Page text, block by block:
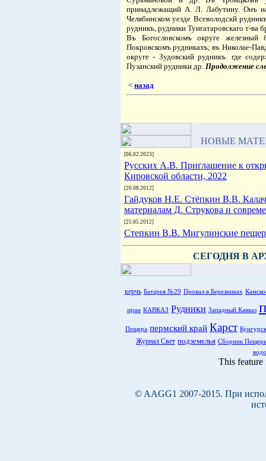
принадлежащий А. Л. Лабутину. Онъ
Челябинском уезде Всеволодскй
рудникъ, рудники Тунгатаровскаго т-
Въ Богословскомъ округе железный
Покровскомъ рудникахъ; въ Николае-
округе - Зудовский рудникъ. где
Пузанский рудники др. Продолжение
< назад
НОВЫЕ
[06.02.2023]
Русских А.В. Приглашение к
Кировской области, 2022
[20.08.2012]
Гайдуков Н.Е. Стёпкин В.В.
материалам Д. Струкова и
[25.05.2012]
Степкин В.В. Мигулинские
СЕГОДНЯ В
керчь Батарея №29 Провал в Березниках
иран КАВКАЗ Рудники Западный Кавказ
Пещера пермский край Карст
Журнал Свет подземелья Сборник
This feature
©AAGG1 2007-2015. При